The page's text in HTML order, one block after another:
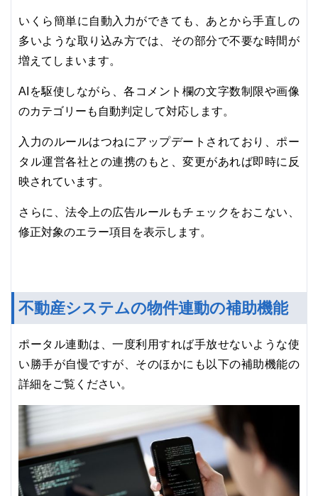
いくら簡単に自動入力ができても、あとから手直しの
多いような取り込み方では、その部分で不要な時間が
増えてしまいます。
AIを駆使しながら、各コメント欄の文字数制限や画像
のカテゴリーも自動判定して対応します。
入力のルールはつねにアップデートされており、ポー
タル運営各社との連携のもと、変更があれば即時に反
映されています。
さらに、法令上の広告ルールもチェックをおこない、
修正対象のエラー項目を表示します。
不動産システムの物件連動の補助機能
ポータル連動は、一度利用すれば手放せないような使
い勝手が自慢ですが、そのほかにも以下の補助機能の
詳細をご覧ください。